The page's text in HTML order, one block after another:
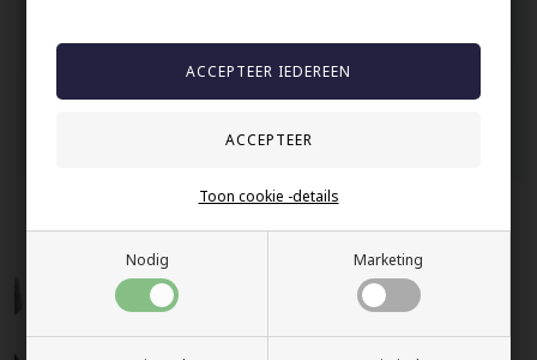
Nodig Marketing
Toon cookie -details
Snelle bezorging
Anderen gekocht hebben ook